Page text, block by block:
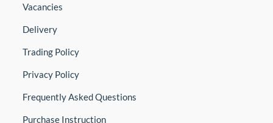
Vacancies
Delivery
Trading Policy
Privacy Policy
Frequently Asked Questions
Purchase Instruction